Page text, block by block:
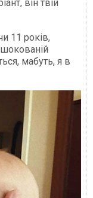
він твій
11 років,
мабуть, я в